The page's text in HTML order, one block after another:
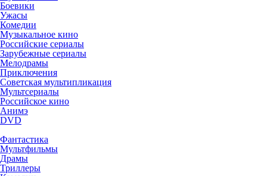
Боевики
Ужасы
Комедии
Музыкальное кино
Российские сериалы
Зарубежные сериалы
Мелодрамы
Приключения
Советская мультипликация
Мультсериалы
Российское кино
Анимэ
DVD
Фантастика
Мультфильмы
Драмы
Триллеры